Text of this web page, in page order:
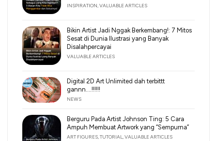
INSPIRATION,VALUABLE ARTICLES
Bikin Artist Jadi Nggak Berkembang!: 7 Mitos
Sesat di Dunia Ilustrasi yang Banyak
Disalahpercayai
VALUABLE ARTICLES
Digital 2D Art Unlimited dah terbittt
gannn….!!!!!!
NEWS
Berguru Pada Artist Johnson Ting: 5 Cara
Ampuh Membuat Artwork yang “Sempurna”
ART FIGURES,TUTORIAL,VALUABLE ARTICLES